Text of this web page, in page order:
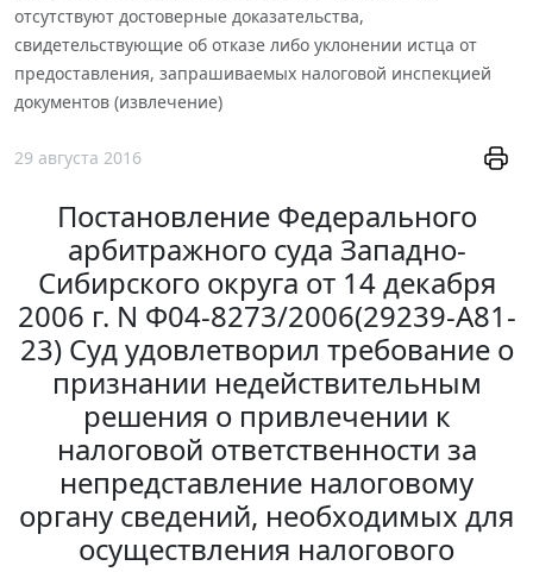
отсутствуют достоверные доказательства,
свидетельствующие об отказе либо уклонении истца от
предоставления, запрашиваемых налоговой инспекцией
документов (извлечение)
29 августа 2016
Постановление Федерального
арбитражного суда Западно-
Сибирского округа от 14 декабря
2006 г. N Ф04-8273/2006(29239-А81-
23) Суд удовлетворил требование о
признании недействительным
решения о привлечении к
налоговой ответственности за
непредставление налоговому
органу сведений, необходимых для
осуществления налогового